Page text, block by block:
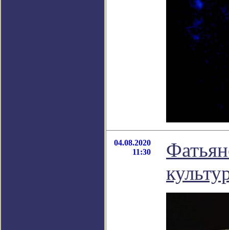
04.08.2020
11:30